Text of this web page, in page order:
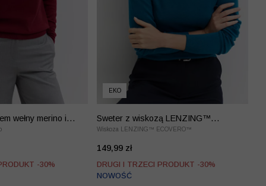
wełny merino i
-30%
EKO
Sweter z wiskozą LENZING™
EcoVero™
Wiskoza LENZING™ ECOVERO™
149,99 zł
DRUGI I TRZECI PRODUKT -30%
NOWOŚĆ